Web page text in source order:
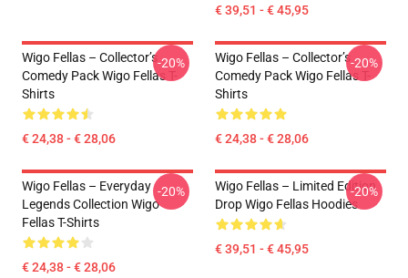
€ 39,51 - € 45,95
Wigo Fellas – Collector’s
Comedy Pack Wigo Fellas T-
Shirts
€ 24,38 - € 28,06
-20%
Wigo Fellas – Collector’s
Comedy Pack Wigo Fellas T-
Shirts
€ 24,38 - € 28,06
-20%
Wigo Fellas – Everyday
Legends Collection Wigo
Fellas T-Shirts
€ 24,38 - € 28,06
-20%
Wigo Fellas – Limited Edition
Drop Wigo Fellas Hoodies
€ 39,51 - € 45,95
-20%